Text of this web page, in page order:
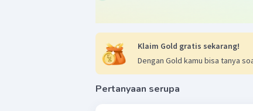
Klaim Gold gratis sekarang!
Dengan Gold kamu bisa tanya
Pertanyaan serupa